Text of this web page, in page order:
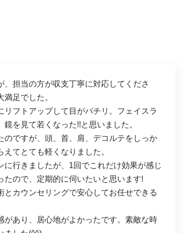
、担当の方が収支丁寧に対応してくださ
満足でした。
リフトアップして目がパチリ。フェイスラ
を見て若くなった!!と思いました。
のですが、頭、首、肩、デコルテをしっか
えてとても軽くなりました。
に行きましたが、1回でこれだけ効果が感じ
たので、定期的に伺いたいと思います!
とカウンセリングで安心してお任せできる
があり、居心地がよかったです。素敵な時